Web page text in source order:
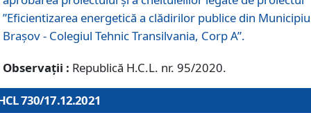
”Eficientizarea energetică a clădirilor publice din
Brașov - Colegiul Tehnic Transilvania, Corp A”.
Observații : Republică H.C.L. nr. 95/2020.
730/17.12.2021